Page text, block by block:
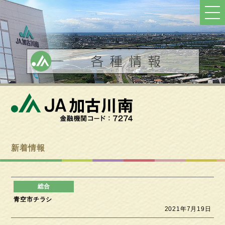
新着情報
青空市チラシ
2021年7月19日